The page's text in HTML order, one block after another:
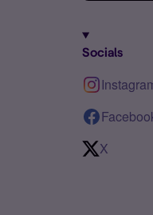
Socials
X